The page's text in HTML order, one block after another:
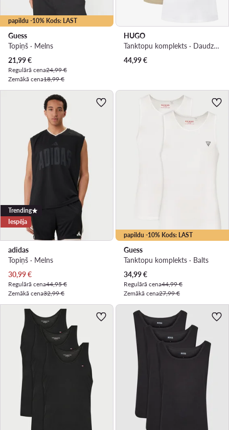
papildu -10% Kods: LAST
Guess
Topiņš · Melns
Pašreizējā cena
21,99€
Regulārā cena24,99 €
Zemākā cena18,99 €
HUGO
Tanktopu komplekts · Daudzkrāsains
44,99€
Trending
Iespēja
adidas
Topiņš · Melns
Pašreizējā cena
30,99€
Regulārā cena44,95 €
Zemākā cena32,99 €
papildu -10% Kods: LAST
Guess
Tanktopu komplekts · Balts
Pašreizējā cena
34,99€
Regulārā cena44,99 €
Zemākā cena27,99 €